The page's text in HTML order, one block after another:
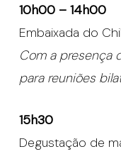
10h00 – 14h00
Embaixada do
Com a presença
para reuniões
15h30
Degustação de